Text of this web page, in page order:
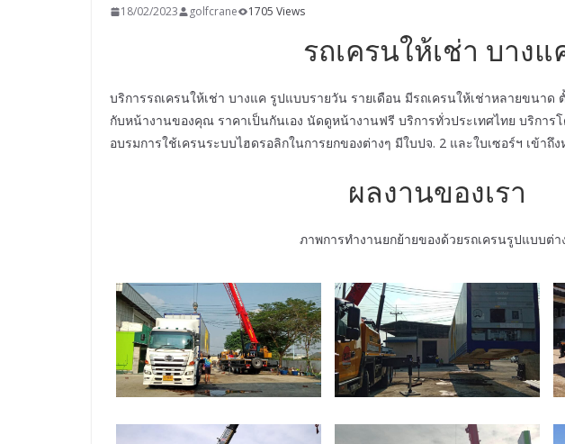
18/02/2023 golfcrane 1705 Views
รถเครนให้เช่า บางแ
บริการรถเครนให้เช่า บางแค รูปแบบรายวัน รายเดือน มีรถเครนให้เช่าหลายขนาด
กับหน้างานของคุณ ราคาเป็นกันเอง นัดดูหน้างานฟรี บริการทั่วประเทศไทย บริการ
อบรมการใช้เครนระบบไฮดรอลิกในการยกของต่างๆ มีใบปจ. 2 และใบเซอร์ฯ เข้าถึ
ผลงานของเรา
ภาพการทำงานยกย้ายของด้วยรถเครนรูปแบบต่า